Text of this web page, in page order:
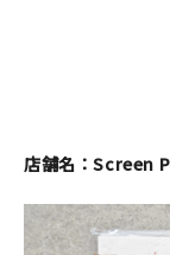
店舗名：Screen